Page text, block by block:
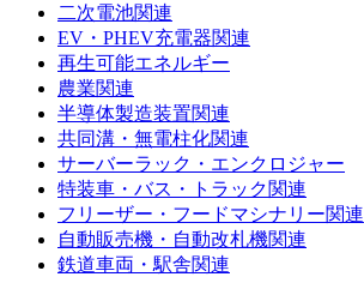
二次電池関連
EV・PHEV充電器関連
再生可能エネルギー
農業関連
半導体製造装置関連
共同溝・無電柱化関連
サーバーラック・エンクロジャー
特装車・バス・トラック関連
フリーザー・フードマシナリー関連
自動販売機・自動改札機関連
鉄道車両・駅舎関連